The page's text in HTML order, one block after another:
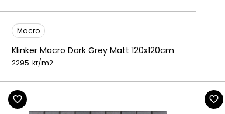
Macro
Klinker Macro Dark Grey Matt 120x120cm
2295 kr/m2